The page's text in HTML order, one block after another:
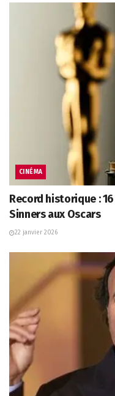
CINÉMA
Record historique :
Sinners aux Oscars
22 janvier 2026